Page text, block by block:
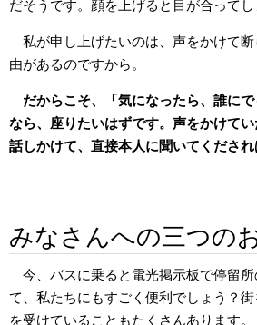
だそうです。顔を上げると目が合って
私が申し上げたいのは、声をかけて
由があるのですから。
だからこそ、「気になったら、誰に
なら、座りたいはずです。声をかけて
話しかけて、直接本人に聞いてくだされ
みなさんへの三つの
今、バスに乗ると電光掲示板で停留
て、私たちにもすごく便利でしょう？
を受けていることもたくさんあります。